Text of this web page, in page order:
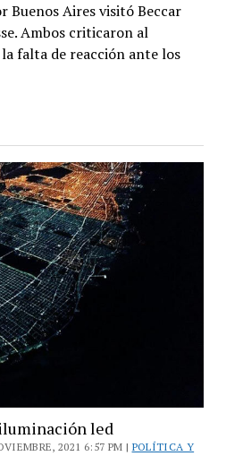
Buenos Aires visitó Beccar
Ambos criticaron al
falta de reacción ante los
led
2021 6:57 PM | POLÍTICA Y